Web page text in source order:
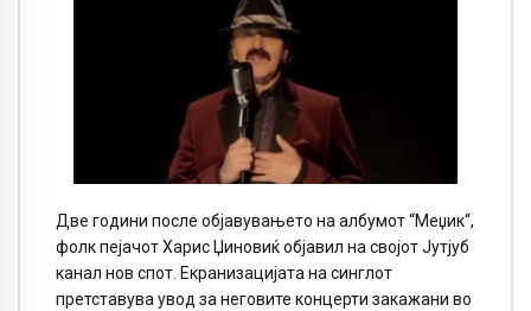
Две години после објавувањето на албумот “Меџик“,
фолк пејачот Харис Џиновиќ објавил на својот Јутјуб
канал нов спот. Екранизацијата на синглот
претставува увод за неговите концерти закажани во